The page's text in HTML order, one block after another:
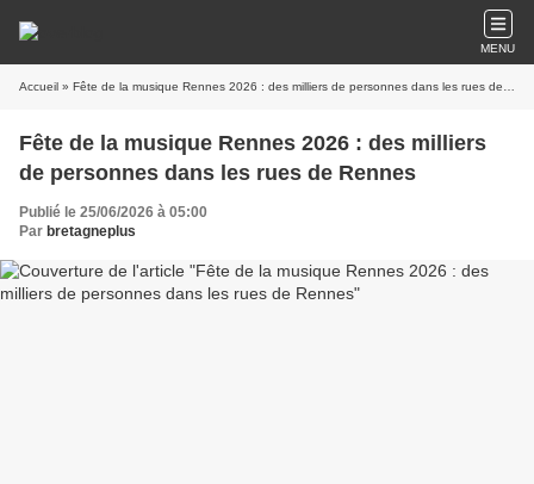
MENU
Accueil » Fête de la musique Rennes 2026 : des milliers de personnes dans les rues de Rennes
Fête de la musique Rennes 2026 : des milliers
de personnes dans les rues de Rennes
Publié le 25/06/2026 à 05:00
Par bretagneplus